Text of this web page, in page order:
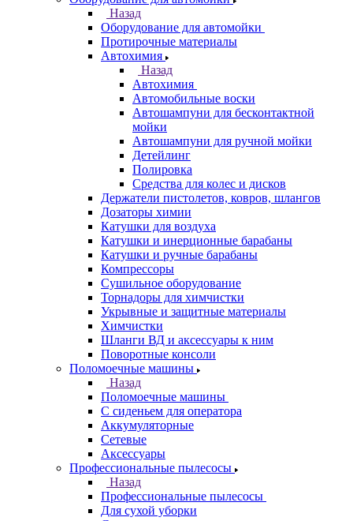
Назад
Оборудование для автомойки
Протирочные материалы
Автохимия
Назад
Автохимия
Автомобильные воски
Автошампуни для бесконтактной
мойки
Автошампуни для ручной мойки
Детейлинг
Полировка
Средства для колес и дисков
Держатели пистолетов, ковров, шлангов
Дозаторы химии
Катушки для воздуха
Катушки и инерционные барабаны
Катушки и ручные барабаны
Компрессоры
Сушильное оборудование
Торнадоры для химчистки
Укрывные и защитные материалы
Химчистки
Шланги ВД и аксессуары к ним
Поворотные консоли
Поломоечные машины
Назад
Поломоечные машины
С сиденьем для оператора
Аккумуляторные
Сетевые
Аксессуары
Профессиональные пылесосы
Назад
Профессиональные пылесосы
Для сухой уборки